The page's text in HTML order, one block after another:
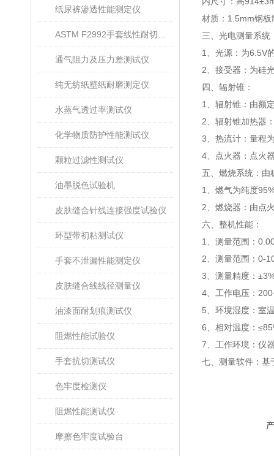
纸尿裤渗透性能测定仪
通气阻力及压力差测试仪
纯无纺纸壁纸耐磨测定仪
水蒸气透过率测试仪
化学物质防护性能测试仪
颗粒过滤性测试仪
油墨脱色试验机
皮肤缝合针线连接强度试验仪
环型带初粘测试仪
手套不泄漏性能测定仪
皮肤缝合线线径测量仪
油漆面耐划痕测试仪
阻燃性能试验仪
手套抗切测试仪
色牢度检测仪
阻燃性能测试仪
摩擦色牢度试验台
材质： 1.5mm钢板
三、光电测量系统
1
、光源：为6.5V
2 、接受器：为硅
四、辐射锥：
1
、辐射锥：由额
2 、辐射锥加热器
3 、热流计：量程
4 、点火器：点火
五、燃烧系统：由
1
、燃气为纯度
2 、燃烧器：由点
六、整机性能：
1
、测量范围：
2 、测量范围： 0-
3 、测量精度：
4 、工作电压：
5 、环境湿度：室
6 、相对温度：
7 、工作环境：仪
七、测量软件：基